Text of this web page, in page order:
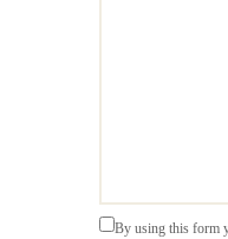
By using this form